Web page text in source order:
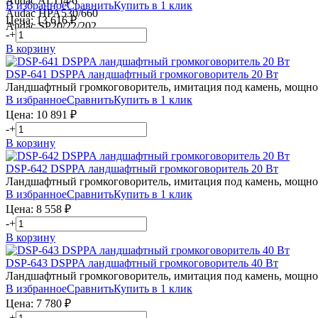
Audac HPA530/660
Audac SP20/22/202
В избранноеСравнитьКупить в 1 клик
Цена:13 616₽
-+
В корзину
DSP-641 DSPPA ландшафтный громкоговоритель 20 Вт
Ландшафтный громкоговоритель, имитация под камень,
В избранноеСравнитьКупить в 1 клик
Цена: 10 891 ₽
-+
В корзину
DSP-642 DSPPA ландшафтный громкоговоритель 20 Вт
Ландшафтный громкоговоритель, имитация под камень,
В избранноеСравнитьКупить в 1 клик
Цена: 8 558 ₽
-+
В корзину
DSP-643 DSPPA ландшафтный громкоговоритель 40 Вт
Ландшафтный громкоговоритель, имитация под камень,
В избранноеСравнитьКупить в 1 клик
Цена: 7 780 ₽